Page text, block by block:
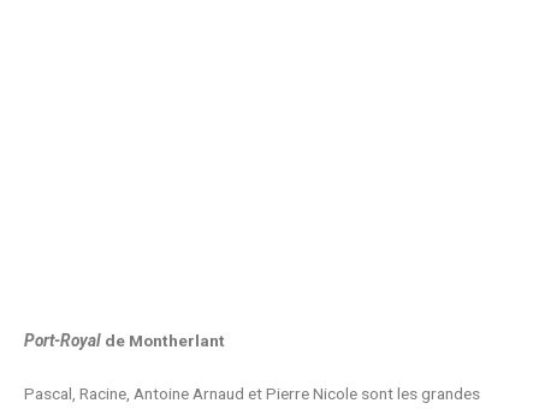
Port-Royal de Montherlant
Pascal, Racine, Antoine Arnaud et Pierre Nicole sont les grandes